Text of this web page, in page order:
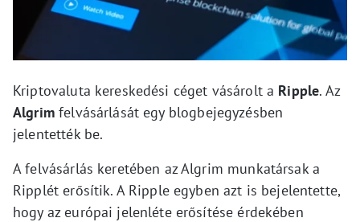
Kriptovaluta kereskedési céget vásárolt a Ripple. Az
Algrimfelvásárlását egy blogbejegyzésben
jelentették be.
A felvásárlás keretében az Algrim munkatársak a
Ripplét erősítik. A Ripple egyben azt is bejelentette,
hogy az európai jelenléte erősítése érdekében